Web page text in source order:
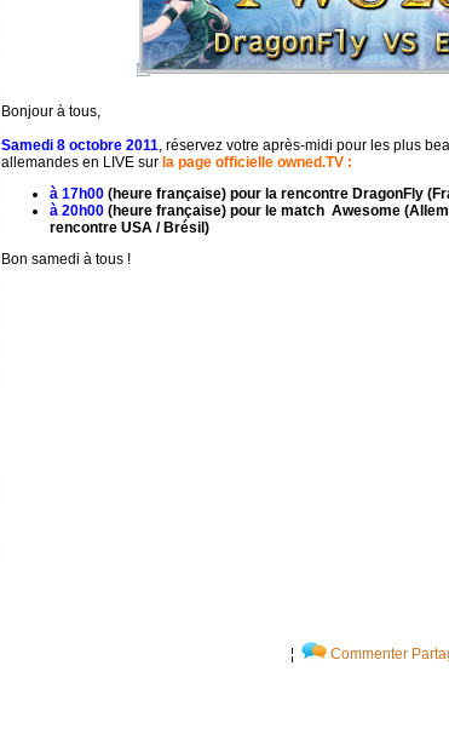
Bonjour à tous,
Samedi 8 octobre 2011, réservez votre après-midi pour les plus
allemandes en LIVE sur la page officielle owned.TV :
à 17h00 (heure française) pour la rencontre DragonFly
à 20h00(heure française) pour le match Awesome
rencontre USA / Brésil)
Bon samedi à tous !
¦ Commenter